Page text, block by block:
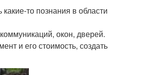
то познания в области
окон, дверей.
и его стоимость, создать